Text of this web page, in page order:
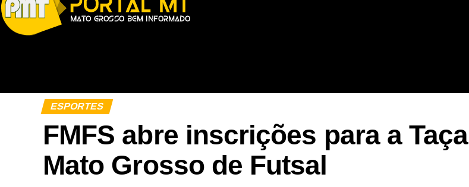
ESPORTES
FMFS abre inscrições para a Taça
Mato Grosso de Futsal